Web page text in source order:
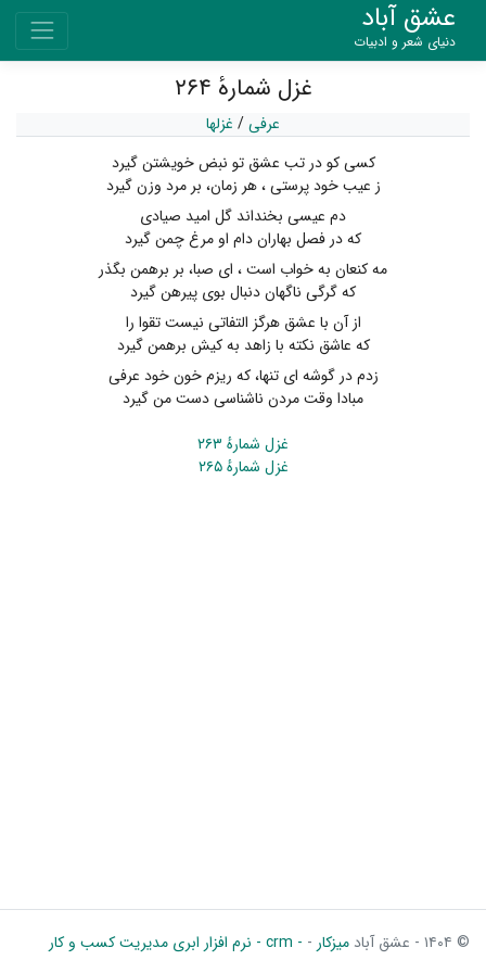
عشق آباد
دنیای شعر و ادبیات
غزل شمارهٔ ۲۶۴
عرفی/ غزلها
کسی کو در تب عشق تو نبض خویشتن گیرد
ز عیب خود پرستی ، هر زمان، بر مرد وزن گیرد
دم عیسی بخنداند گل امید صیادی
که در فصل بهاران دام او مرغ چمن گیرد
مه کنعان به خواب است ، ای صبا، بر برهمن بگذر
که گرگی ناگهان دنبال بوی پیرهن گیرد
از آن با عشق هرگز التفاتی نیست تقوا را
که عاشق نکته با زاهد به کیش برهمن گیرد
زدم در گوشه ای تنها، که ریزم خون خود عرفی
مبادا وقت مردن ناشناسی دست من گیرد
غزل شمارهٔ ۲۶۳
غزل شمارهٔ ۲۶۵
© ۱۴۰۴ - عشق آباد میزکار - - crm - نرم افزار ابری مدیریت کسب و کار